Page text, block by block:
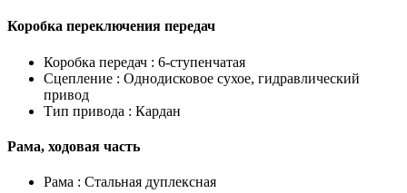
Коробка переключения передач
Коробка передач : 6-ступенчатая
Сцепление : Однодисковое сухое, гидравлический
привод
Тип привода : Кардан
Рама, ходовая часть
Рама : Стальная дуплексная